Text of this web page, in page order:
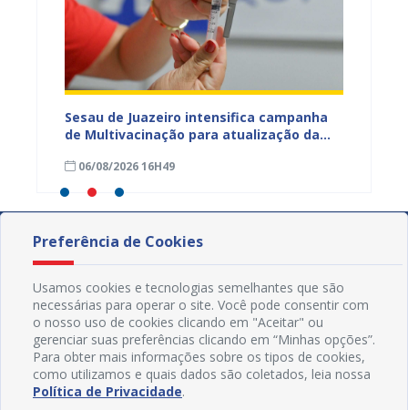
Sesau de Juazeiro intensifica campanha
de Multivacinação para atualização da
06/08/2026 16H49
Preferência de Cookies
Usamos cookies e tecnologias semelhantes que são
necessárias para operar o site. Você pode consentir com
o nosso uso de cookies clicando em "Aceitar" ou
gerenciar suas preferências clicando em “Minhas opções”.
Para obter mais informações sobre os tipos de cookies,
como utilizamos e quais dados são coletados, leia nossa
Política de Privacidade.